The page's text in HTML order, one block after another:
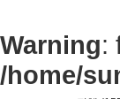
Warning:
/home/